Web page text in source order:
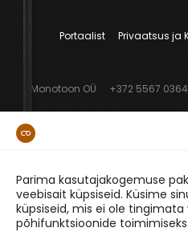
Parima kasutajakogemuse
veebisait küpsiseid. Küsime
küpsiseid, mis ei ole
põhifunktsioonide toimimiseks.
Portaalist Privaatsus ja
Monotoon OÜ +372 5567 0364